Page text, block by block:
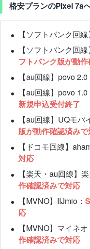
格安プランのPixel 7a
【ソフトバンク回
【ソフトバンク回
フトバンク版が動
【au回線】povo 2.0
【au回線】povo 1.0
新規申込受付終了
【au回線】UQモバ
版が動作確認済み
【ドコモ回線】
対応
【楽天・au回線】
作確認済みで対応
【MVNO】IIJmio：
応
【MVNO】マイネオ
作確認済みで対応